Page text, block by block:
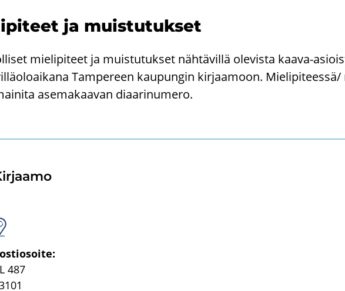
ja muis­tu­tuk­set
mie­li­pi­teet ja muis­tu­tuk­set näh­tä­vil­lä ole­vis­ta kaava-​
Tam­pe­reen kau­pun­gin kir­jaa­moon.
ase­ma­kaa­van di­aa­ri­nu­me­ro.
487